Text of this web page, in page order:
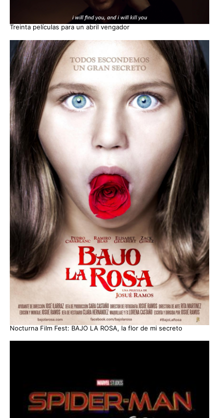
Treinta películas para un abril vengador
Nocturna Film Fest: BAJO LA ROSA, la flor de mi secreto